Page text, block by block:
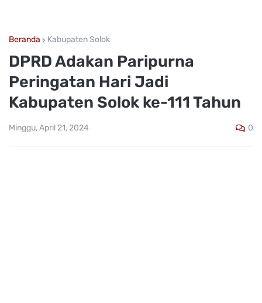
Beranda Kabupaten Solok
DPRD Adakan Paripurna
Peringatan Hari Jadi
Kabupaten Solok ke-111 Tahun
Minggu, April 21, 2024 0